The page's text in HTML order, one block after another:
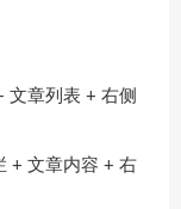
文章列表 + 右侧
+ 文章内容 + 右